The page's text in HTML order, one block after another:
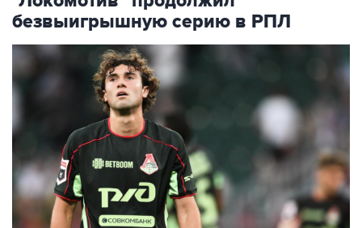
Александр Коваленко ("Локомотив")